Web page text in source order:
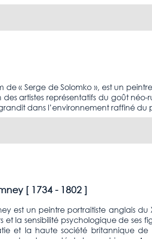
« Serge de Solomko », est un
artistes représentatifs du goût néo-
dans l’environnement raffiné du
[ 1734 - 1802]
est un peintre portraitiste anglais du
et la sensibilité psychologique de ses
et la haute société britannique